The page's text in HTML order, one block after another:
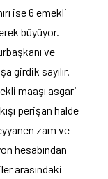
ise 6 emekli
büyüyor.
ve
girdik sayılır.
maaşı asgari
perişan halde
zam ve
hesabından
arasındaki